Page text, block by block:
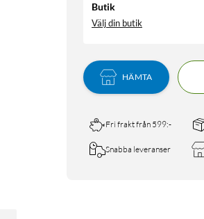
Butik
Välj din butik
HÄMTA
Fri frakt från 599:-
Snabba leveranser